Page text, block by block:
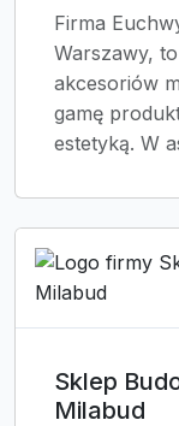
Firma
Warszawy,
akcesoriów
gamę
estetyką. W
Sklep
Milabud